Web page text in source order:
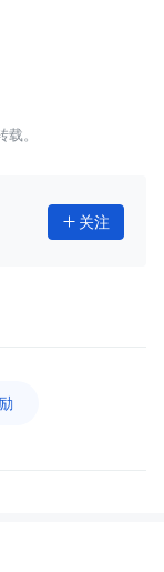
。
 关注